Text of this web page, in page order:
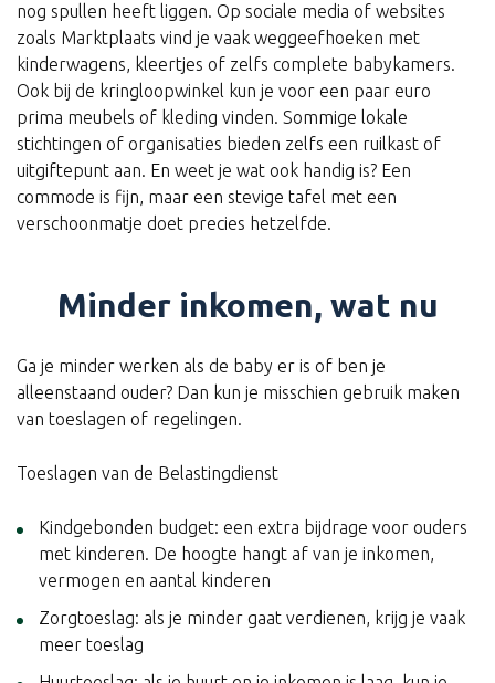
nog spullen heeft liggen. Op sociale media of websites
zoals Marktplaats vind je vaak weggeefhoeken met
kinderwagens, kleertjes of zelfs complete babykamers.
Ook bij de kringloopwinkel kun je voor een paar euro
prima meubels of kleding vinden. Sommige lokale
stichtingen of organisaties bieden zelfs een ruilkast of
uitgiftepunt aan. En weet je wat ook handig is? Een
commode is fijn, maar een stevige tafel met een
verschoonmatje doet precies hetzelfde.
Minder inkomen, wat nu
Ga je minder werken als de baby er is of ben je
alleenstaand ouder? Dan kun je misschien gebruik maken
van toeslagen of regelingen.
Toeslagen van de Belastingdienst
Kindgebonden budget: een extra bijdrage voor ouders
met kinderen. De hoogte hangt af van je inkomen,
vermogen en aantal kinderen
Zorgtoeslag: als je minder gaat verdienen, krijg je vaak
meer toeslag